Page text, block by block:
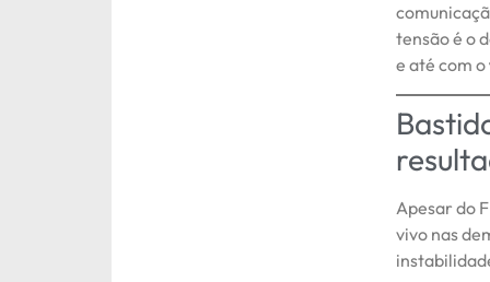
tensão é o
e até com o
Apesar do
vivo nas